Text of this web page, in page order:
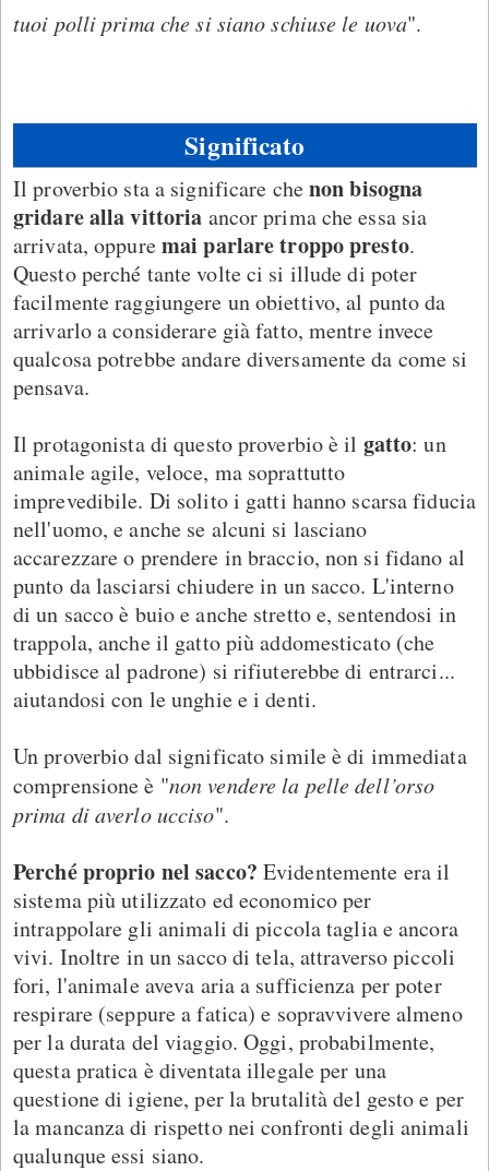
tuoi polli prima che si siano schiuse le uova".
Significato
Il proverbio sta a significare chenon bisogna
gridare alla vittoria ancor prima che essa sia
arrivata, oppuremai parlare troppo presto.
Questo perché tante volte ci si illude di poter
facilmente raggiungere un obiettivo, al punto da
arrivarlo a considerare già fatto, mentre invece
qualcosa potrebbe andare diversamente da come si
pensava.
Il protagonista di questo proverbio è il gatto: un
animale agile, veloce, ma soprattutto
imprevedibile. Di solito i gatti hanno scarsa fiducia
nell'uomo, e anche se alcuni si lasciano
accarezzare o prendere in braccio, non si fidano al
punto da lasciarsi chiudere in un sacco. L'interno
di un sacco è buio e anche stretto e, sentendosi in
trappola, anche il gatto più addomesticato (che
ubbidisce al padrone) si rifiuterebbe di entrarci...
aiutandosi con le unghie e i denti.
Un proverbio dal significato simile è di immediata
comprensione è "non vendere la pelle dell’orso
prima di averlo ucciso".
Perché proprio nel sacco? Evidentemente era il
sistema più utilizzato ed economico per
intrappolare gli animali di piccola taglia e ancora
vivi. Inoltre in un sacco di tela, attraverso piccoli
fori, l'animale aveva aria a sufficienza per poter
respirare (seppure a fatica) e sopravvivere almeno
per la durata del viaggio. Oggi, probabilmente,
questa pratica è diventata illegale per una
questione di igiene, per la brutalità del gesto e per
la mancanza di rispetto nei confronti degli animali
qualunque essi siano.